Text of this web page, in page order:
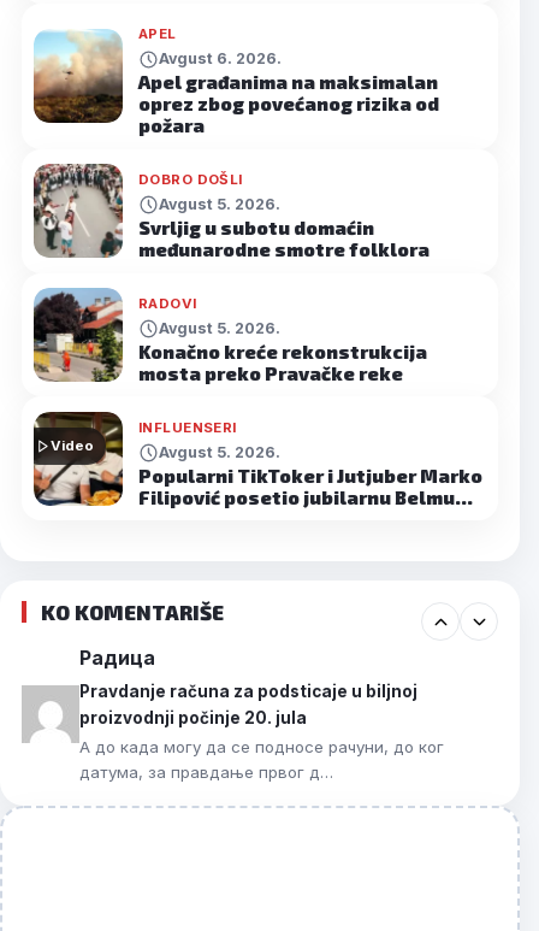
APEL
Avgust 6. 2026.
Apel građanima na maksimalan
oprez zbog povećanog rizika od
požara
DOBRO DOŠLI
Avgust 5. 2026.
Svrljig u subotu domaćin
međunarodne smotre folklora
RADOVI
Avgust 5. 2026.
Konačno kreće rekonstrukcija
mosta preko Pravačke reke
Video
INFLUENSERI
Avgust 5. 2026.
Popularni TikToker i Jutjuber Marko
Filipović posetio jubilarnu Belmu…
KO KOMENTARIŠE
Радица
Pravdanje računa za podsticaje u biljnoj
proizvodnji počinje 20. jula
А до када могу да се подносе рачуни, до ког
датума, за правдање првог д…